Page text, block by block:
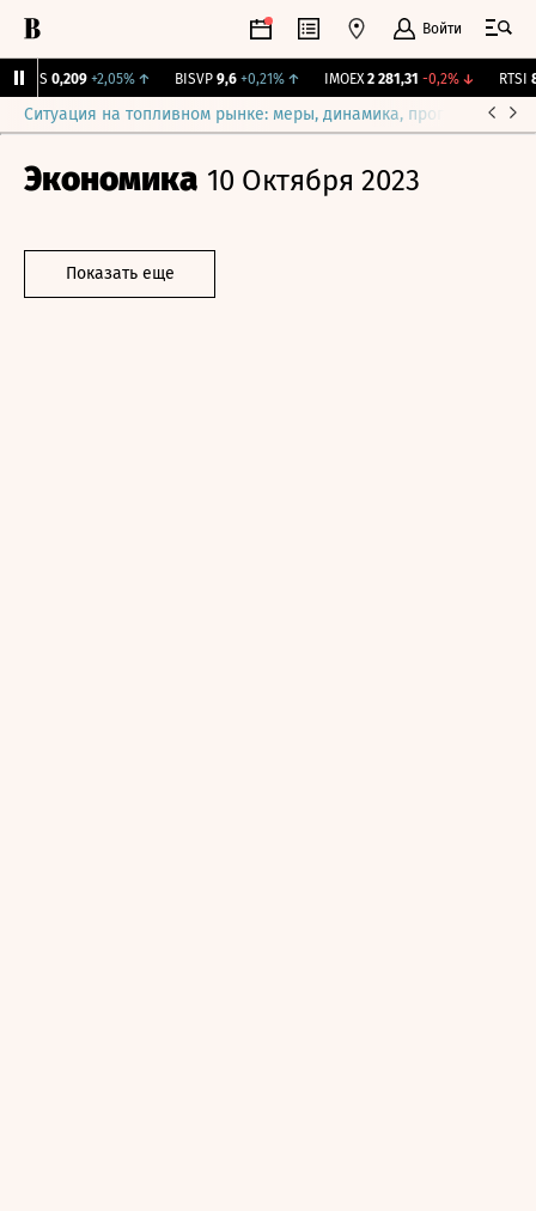
Войти
0,209 +2,05%↑ BISVP 9,6 +0,21% ↑ IMOEX 2 281,31 -0,2%↓ RTSI
Ситуация на топливном рынке: меры, динамика, прогнозы
Экономика 10 Октября 2023
Показать еще